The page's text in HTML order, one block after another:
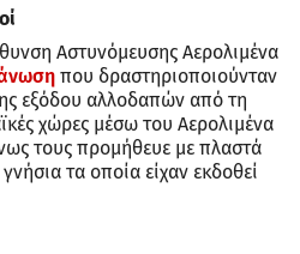
Αστυνόμευσης Αερολιμένα
που δραστηριοποιούνταν
εξόδου αλλοδαπών από τη
χώρες μέσω του Αερολιμένα
τους προμήθευε με πλαστά
τα οποία είχαν εκδοθεί